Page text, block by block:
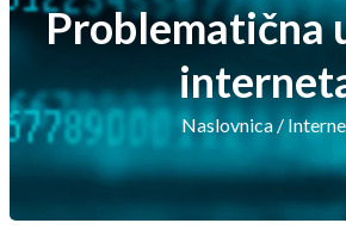
Problematična
Naslovnica /